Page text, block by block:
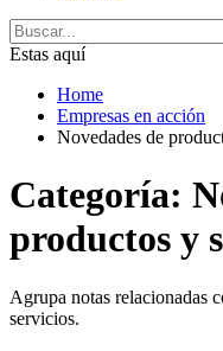
Estas aquí
Home
Empresas en acción
Novedades de
Categoría:
productos y
Agrupa notas relacionadas
servicios.